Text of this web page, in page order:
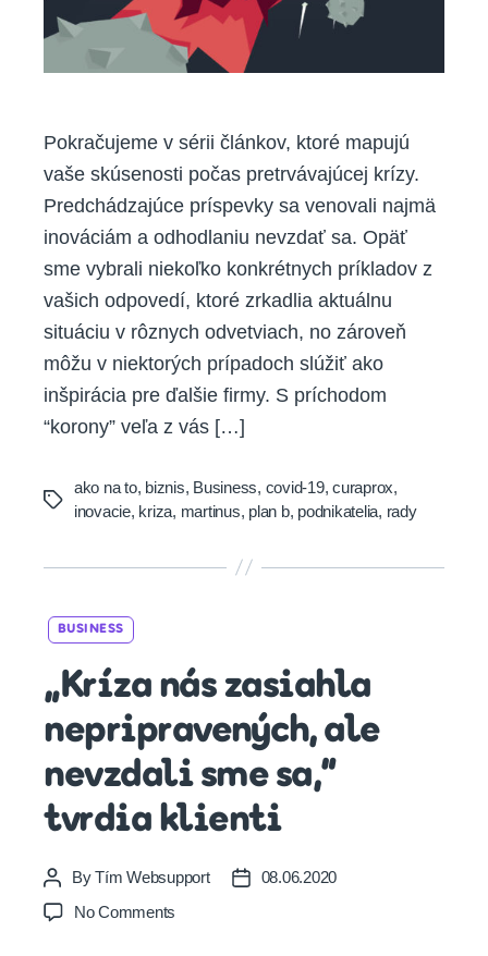
Pokračujeme v sérii článkov, ktoré mapujú
vaše skúsenosti počas pretrvávajúcej krízy.
Predchádzajúce príspevky sa venovali najmä
inováciám a odhodlaniu nevzdať sa. Opäť
sme vybrali niekoľko konkrétnych príkladov z
vašich odpovedí, ktoré zrkadlia aktuálnu
situáciu v rôznych odvetviach, no zároveň
môžu v niektorých prípadoch slúžiť ako
inšpirácia pre ďalšie firmy. S príchodom
“korony” veľa z vás […]
Tags
ako na to, biznis, Business, covid-19,curaprox,
inovacie, kriza, martinus, plan b, podnikatelia, rady
BUSINESS
„Kríza nás zasiahla
nepripravených, ale
nevzdali sme sa,“
tvrdia klienti
Post
author
ByTím Websupport
Post08.06.2020
No Comments